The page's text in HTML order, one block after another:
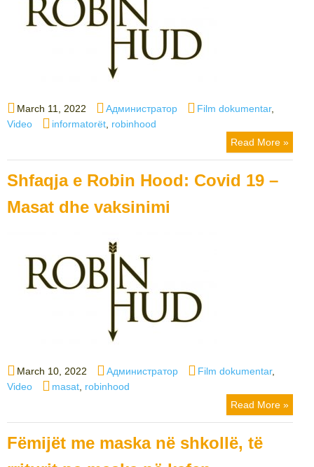
Posted
on
March 11, 2022 Author
Администратор Categories
Film dokumentar,
Video
Tags
informatorët robinhood
Read More »
Shfaqja e Robin Hood: Covid 19 –
Masat dhe vaksinimi
Posted
on
March 10, 2022 Author
Администратор Categories
Film dokumentar,
Video
Tags
masat robinhood
Read More »
Fëmijët me maska në shkollë, të